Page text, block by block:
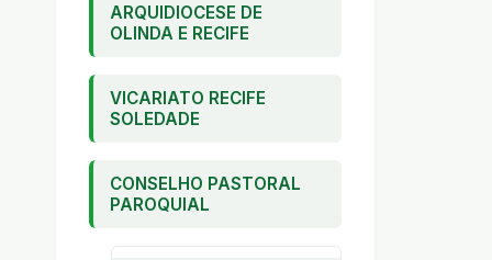
ARQUIDIOCESE DE
OLINDA E RECIFE
VICARIATO RECIFE
SOLEDADE
CONSELHO PASTORAL
PAROQUIAL